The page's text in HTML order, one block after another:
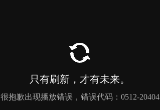
只有刷新，才有未来。
很抱歉出现播放错误，错误代码：0512-20404